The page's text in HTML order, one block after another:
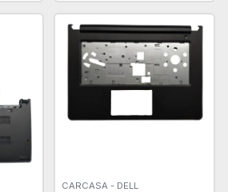
CARCASA - DELL